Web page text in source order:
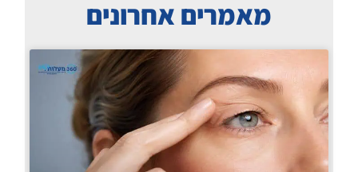
מאמרים אחרונים